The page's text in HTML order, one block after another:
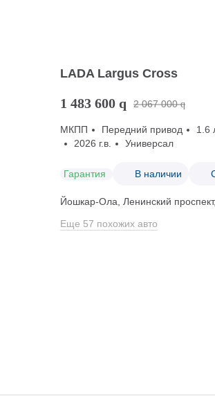
LADA Largus Cross
1 483 600 q 2 067 000 q
МКПП Передний привод 1.6
2026 г.в.
Универсал
Гарантия В наличии
Йошкар-Ола, Ленинский
Еще 57 похожих авто